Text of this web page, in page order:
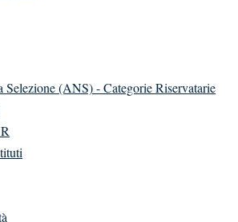
(ANS) - Categorie Riservatarie